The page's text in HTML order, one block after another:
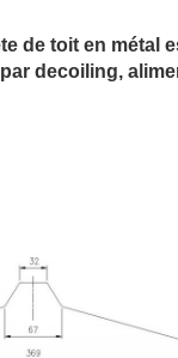
de toit en métal
decoiling,